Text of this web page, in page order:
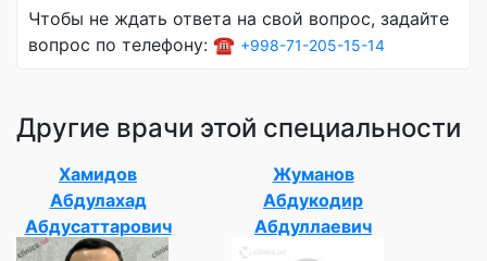
Чтобы не ждать ответа на свой вопрос, задайте
вопрос по телефону: ☎️ +998-71-205-15-14
Другие врачи этой специальности
Хамидов
Абдулахад
Абдусаттарович
Жуманов
Абдукодир
Абдуллаевич